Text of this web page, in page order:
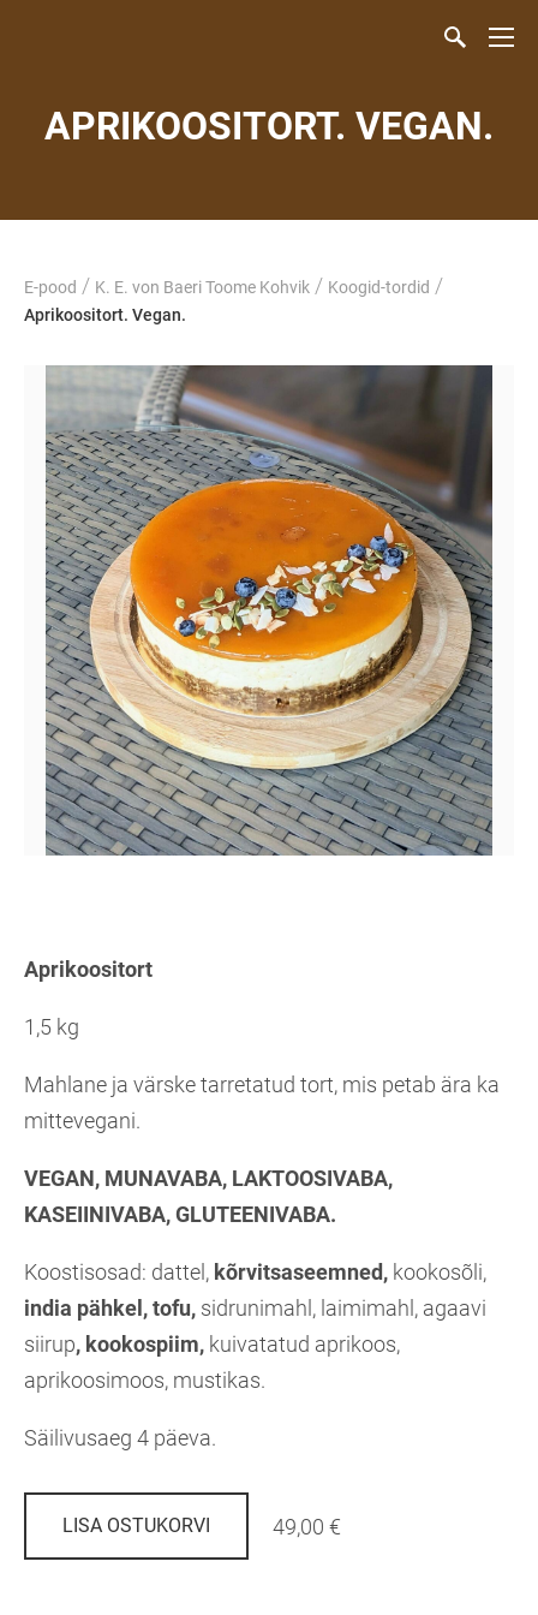
APRIKOOSITORT. VEGAN.
E-pood / K. E. von Baeri Toome Kohvik / Koogid-tordid /
Aprikoositort. Vegan.
Aprikoositort
1,5 kg
Mahlane ja värske tarretatud tort, mis petab ära ka
mittevegani.
VEGAN, MUNAVABA, LAKTOOSIVABA,
KASEIINIVABA, GLUTEENIVABA.
Koostisosad: dattel, kõrvitsaseemned, kookosõli,
india pähkel, tofu, sidrunimahl, laimimahl, agaavi
siirup, kookospiim, kuivatatud aprikoos,
aprikoosimoos, mustikas.
Säilivusaeg 4 päeva.
LISA OSTUKORVI 49,00 €